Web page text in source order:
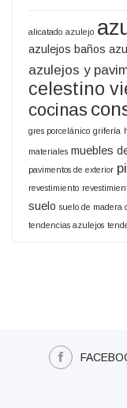
alicatado azulejo
azulejos baños
azulejos y
celestino
cocinas
gres porcelánico grifería
materiales muebles
pavimentos de exterior
revestimiento
suelo suelo de madera
tendencias azulejos